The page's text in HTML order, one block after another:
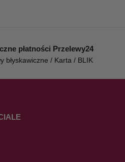
płatności Przelewy24
błyskawiczne / Karta / BLIK